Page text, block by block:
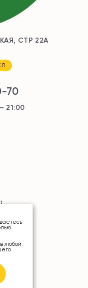
любой
СТР 22А
70
21:00